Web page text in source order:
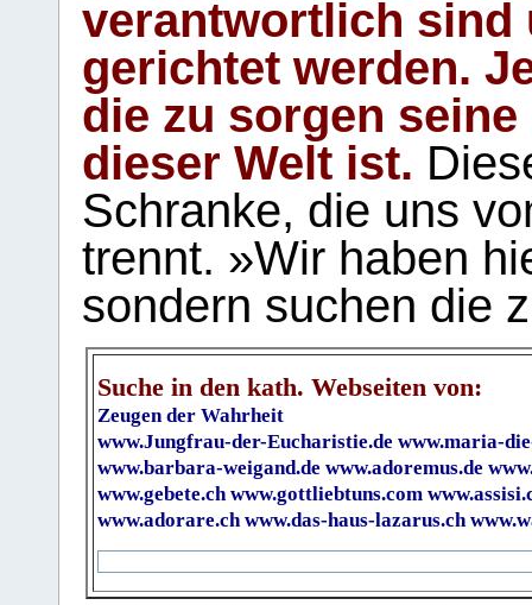
verantwortlich sind
gerichtet werden.
die zu sorgen
dieser Welt ist.
Schranke, die uns
trennt. »Wir haben
sondern suchen die
Suche in den kath. Webseiten von:
Zeugen der Wahrheit
www.Jungfrau-der-Eucharistie.de www.maria-
www.barbara-weigand.de www.adoremus.de
www.gebete.ch www.gottliebtuns.com
www.adorare.ch www.das-haus-lazarus.ch